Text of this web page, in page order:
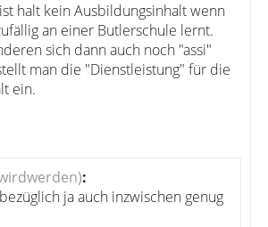
halt kein Ausbildungsinhalt wenn
an einer Butlerschule lernt.
sich dann auch noch "assi"
man die "Dienstleistung" für die
ein.
:
ja auch inzwischen genug